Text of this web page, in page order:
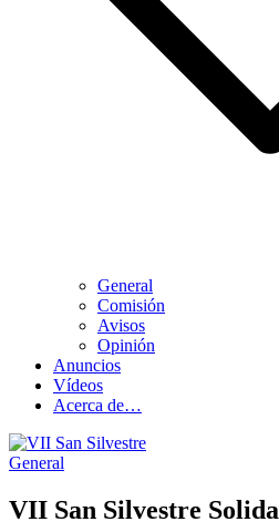
General
Comisión
Avisos
Opinión
Anuncios
Vídeos
Acerca de…
General
VII San Silvestre